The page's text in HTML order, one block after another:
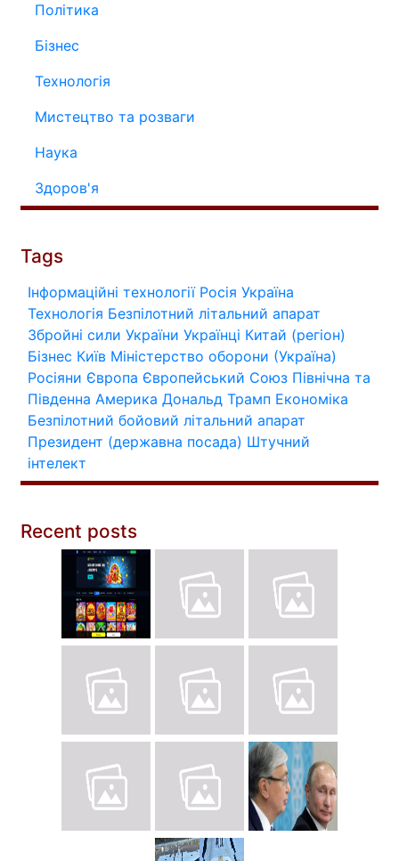
Політика
Бізнес
Технологія
Мистецтво та розваги
Наука
Здоров'я
Tags
Інформаційні технології Росія Україна
Технологія Безпілотний літальний апарат
Збройні сили України Українці Китай (регіон)
Бізнес Київ Міністерство оборони (Україна)
Росіяни Європа Європейський Союз Північна та
Південна Америка Дональд Трамп Економіка
Безпілотний бойовий літальний апарат
Президент (державна посада) Штучний
інтелект
Recent posts